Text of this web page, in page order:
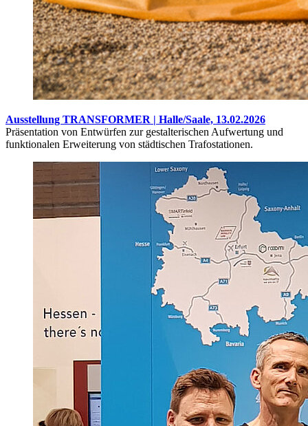
Ausstellung TRANSFORMER | Halle/Saale, 13.02.2026
Präsentation von Entwürfen zur gestalterischen Aufwertung und
funktionalen Erweiterung von städtischen Trafostationen.